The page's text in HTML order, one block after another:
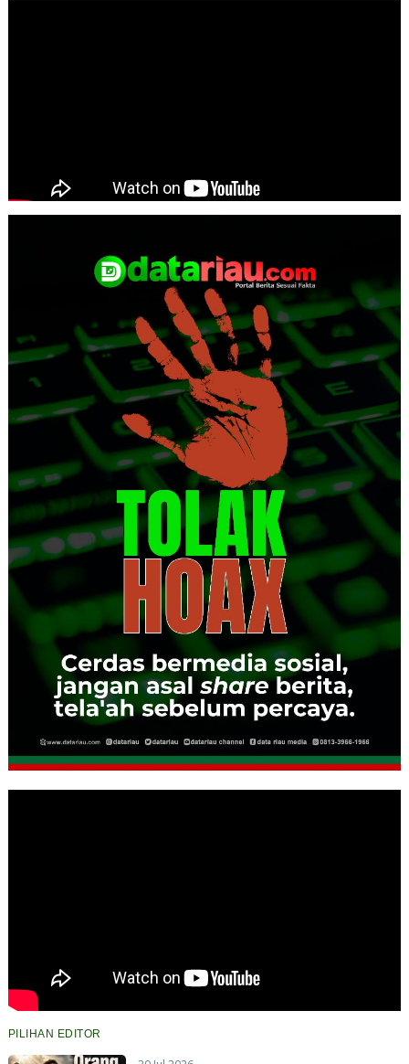
PILIHAN EDITOR